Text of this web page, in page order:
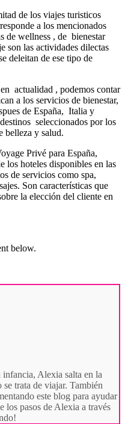
de los viajes turisticos
a los mencionados
de wellness , de bienestar
son las actividades dilectas
deleitan de ese tipo de
actualidad , podemos contar
a los servicios de bienestar,
de España, Italia y
seleccionados por los
belleza y salud.
Privé para España,
los hoteles disponibles en las
de servicios como spa,
Son características que
la elección del cliente en
below.
infancia, Alexia salta en la
trata de viajar. También
este blog para ayudar
los pasos de Alexia a través